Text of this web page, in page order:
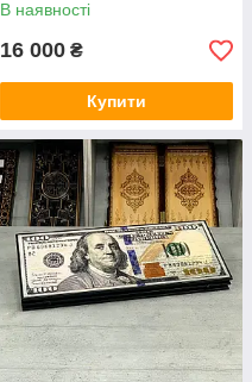
В наявності
16 000 ₴
Купити